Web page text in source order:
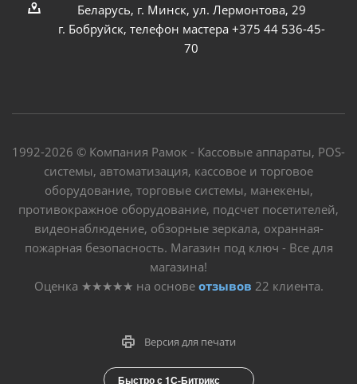
Беларусь, г. Минск, ул. Лермонтова, 29
г. Бобруйск, телефон мастера +375 44 536-45-
70
1992-2026 © Компания Рамок - Кассовые аппараты, POS-
системы, автоматизация, кассовое и торговое
оборудование, торговые системы, манекены,
противокражное оборудование, подсчет посетителей,
видеонаблюдение, обзорные зеркала, охранная-
пожарная безопасность. Магазин под ключ - Все для
магазина!
Оценка ★★★★★ на основе отзывов 22 клиента.
Версия для печати
Быстро с 1С-Битрикс